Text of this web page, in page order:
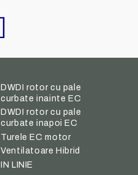
DWDI rotor cu pale
curbate inainte EC
DWDI rotor cu pale
curbate inapoi EC
Turele EC motor
Ventilatoare Hibrid
IN LINIE